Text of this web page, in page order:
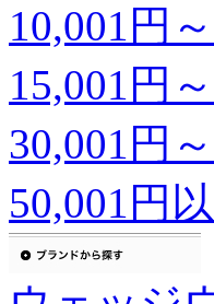
10,001円
15,001円
30,001円
50,001円